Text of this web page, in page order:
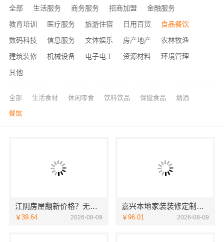
全部 生活服务 商务服务 招商加盟
金融服务
教育培训
医疗服务 旅游住宿 日用百货
食品餐饮
数码科技
信息服务 文体娱乐 房产地产
农林牧渔
建筑装修
机械设备 电子电工 资源材料
环境管理
其他
全部 生活食材 休闲零食 饮料饮品 保健食品 烟酒
餐馆
江阴房屋翻新价格？无锡亿莱居装饰工程材料有限公司品质保障
￥39.64 2026-08-09
嘉兴本地家装装修定制服务性价比高，嘉兴美派建材科技有限公司
￥96.01 2026-08-09